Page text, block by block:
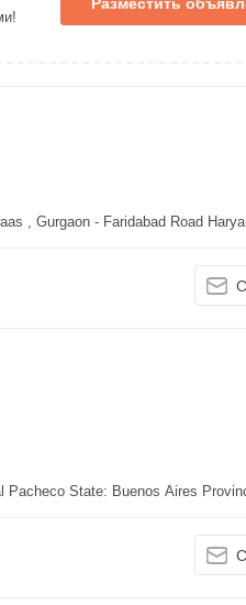
, Gurgaon - Faridabad Road
Pacheco State: Buenos Aires